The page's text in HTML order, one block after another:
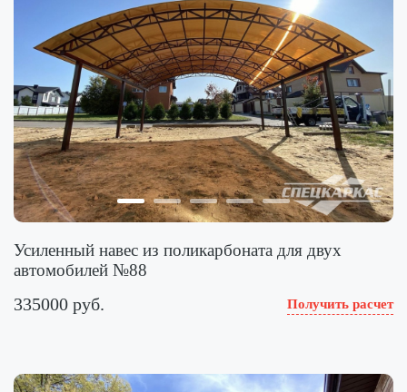
Усиленный навес из поликарбоната для двух
автомобилей №88
335000 руб. Получить расчет